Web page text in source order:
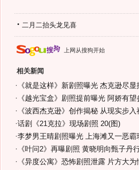
二月二抬头龙见喜
上网从搜狗开始
相关新闻
· 《就是这样》新剧照曝光 杰克逊尽
· 《越光宝盒》剧照提前曝光 阿娇有
· 《波西杰克逊》创作揭秘 从现实步
·话剧《21克拉》现场剧照 20(图)
·李梦男王晴剧照曝光 上海滩又一恶霸
· 《叶问2》再曝剧照 黄晓明向甄子丹
· 《异度公寓》恐怖剧照泄露 片方大为